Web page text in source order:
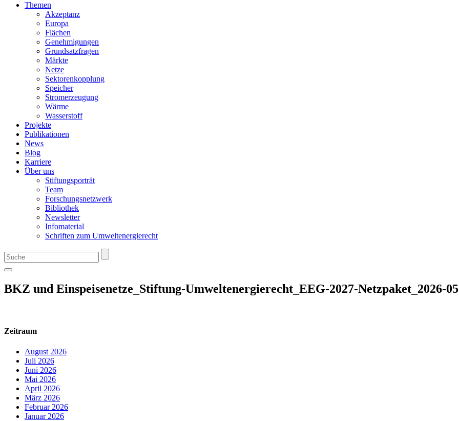
Themen
Akzeptanz
Europa
Flächen
Genehmigungen
Grundsatzfragen
Märkte
Netze
Sektorenkopplung
Speicher
Stromerzeugung
Wärme
Wasserstoff
Projekte
Publikationen
News
Blog
Karriere
Über uns
Stiftungsporträt
Team
Forschungsnetzwerk
Bibliothek
Newsletter
Infomaterial
Schriften zum Umweltenergierecht
BKZ und Einspeisenetze_Stiftung-Umweltenergierecht_EEG-2027-Netzpaket_2026-
Zeitraum
August 2026
Juli 2026
Juni 2026
Mai 2026
April 2026
März 2026
Februar 2026
Januar 2026